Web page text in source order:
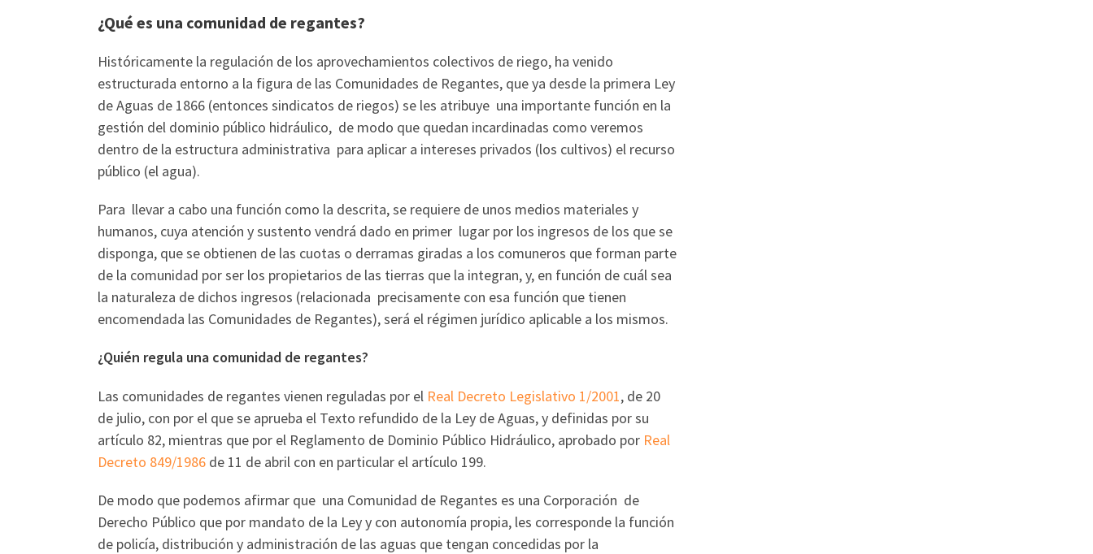
¿Qué es una comunidad de regantes?
Históricamente la regulación de los aprovechamientos colectivos de riego, ha venido
estructurada entorno a la figura de las Comunidades de Regantes, que ya desde la primera Ley
de Aguas de 1866 (entonces sindicatos de riegos) se les atribuye una importante función en la
gestión del dominio público hidráulico, de modo que quedan incardinadas como veremos
dentro de la estructura administrativa para aplicar a intereses privados (los cultivos) el recurso
público (el agua).
Para llevar a cabo una función como la descrita, se requiere de unos medios materiales y
humanos, cuya atención y sustento vendrá dado en primer lugar por los ingresos de los que se
disponga, que se obtienen de las cuotas o derramas giradas a los comuneros que forman parte
de la comunidad por ser los propietarios de las tierras que la integran, y, en función de cuál sea
la naturaleza de dichos ingresos (relacionada precisamente con esa función que tienen
encomendada las Comunidades de Regantes), será el régimen jurídico aplicable a los mismos.
¿Quién regula una comunidad de regantes?
Las comunidades de regantes vienen reguladas por el Real Decreto Legislativo 1/2001, de 20
de julio, con por el que se aprueba el Texto refundido de la Ley de Aguas, y definidas por su
artículo 82, mientras que por el Reglamento de Dominio Público Hidráulico, aprobado por Real
Decreto 849/1986 de 11 de abril con en particular el artículo 199.
De modo que podemos afirmar que una Comunidad de Regantes es una Corporación de
Derecho Público que por mandato de la Ley y con autonomía propia, les corresponde la función
de policía, distribución y administración de las aguas que tengan concedidas por la